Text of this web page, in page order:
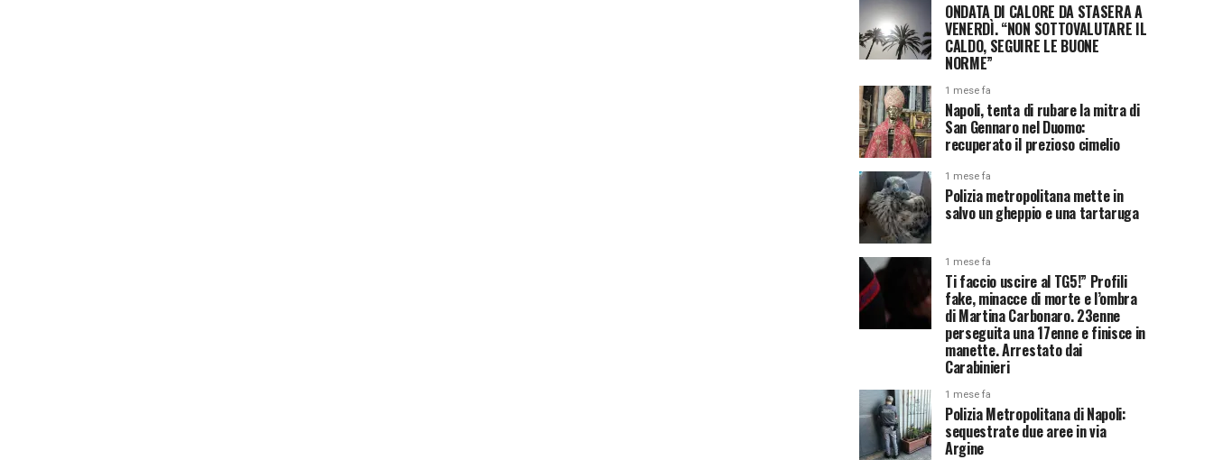
ONDATA DI CALORE DA STASERA A
VENERDÌ. “NON SOTTOVALUTARE IL
CALDO, SEGUIRE LE BUONE
NORME”
1 mese fa
Napoli, tenta di rubare la mitra di
San Gennaro nel Duomo:
recuperato il prezioso cimelio
1 mese fa
Polizia metropolitana mette in
salvo un gheppio e una tartaruga
1 mese fa
Ti faccio uscire al TG5!” Profili
fake, minacce di morte e l’ombra
di Martina Carbonaro. 23enne
perseguita una 17enne e finisce in
manette. Arrestato dai
Carabinieri
1 mese fa
Polizia Metropolitana di Napoli:
sequestrate due aree in via
Argine